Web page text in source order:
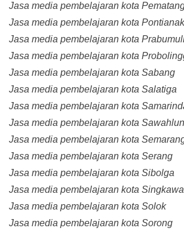
Jasa media pembelajaran kota
Jasa media pembelajaran kota Pontianak
Jasa media pembelajaran kota
Jasa media pembelajaran kota
Jasa media pembelajaran kota Sabang
Jasa media pembelajaran kota Salatiga
Jasa media pembelajaran kota
Jasa media pembelajaran kota
Jasa media pembelajaran kota
Jasa media pembelajaran kota Serang
Jasa media pembelajaran kota Sibolga
Jasa media pembelajaran kota
Jasa media pembelajaran kota Solok
Jasa media pembelajaran kota Sorong